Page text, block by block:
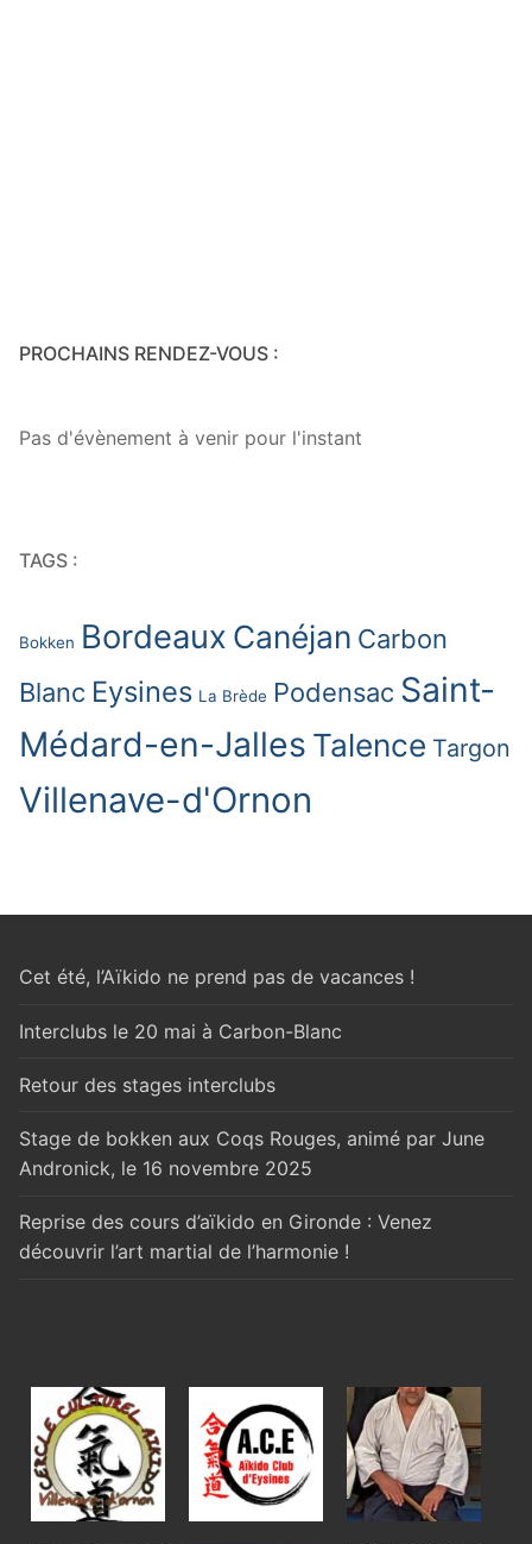
PROCHAINS RENDEZ-VOUS :
Pas d'évènement à venir pour l'instant
TAGS :
Bokken Bordeaux Canéjan Carbon
Blanc Eysines La Brède Podensac Saint-
Médard-en-Jalles Talence Targon
Villenave-d'Ornon
Cet été, l’Aïkido ne prend pas de vacances !
Interclubs le 20 mai à Carbon-Blanc
Retour des stages interclubs
Stage de bokken aux Coqs Rouges, animé par June
Andronick, le 16 novembre 2025
Reprise des cours d’aïkido en Gironde : Venez
découvrir l’art martial de l’harmonie !